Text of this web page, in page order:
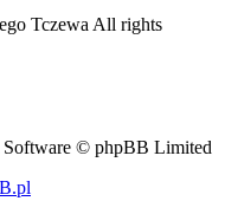
Tczewa All rights
© phpBB Limited